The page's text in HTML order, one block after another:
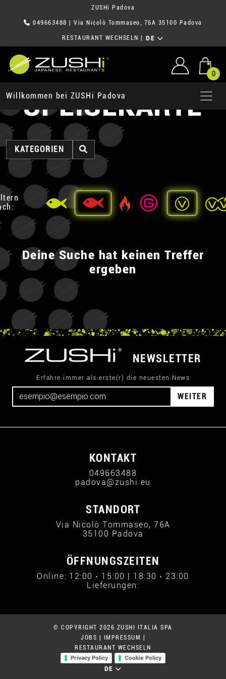
ZUSHi Padova
049663488 | Via Nicolò Tommaseo, 76A 35100 Padova
RESTAURANT WECHSELN DE
0
Willkommen bei ZUSHi Padova
SPEISEKARTE
KATEGORIEN
Deine Suche hat keinen Treffer
ergeben
NEWSLETTER
Erfahre immer als erste(r) die neuesten News
WEITER
KONTAKT
049663488
padova@zushi.eu
STANDORT
Via Nicolò Tommaseo, 76A
35100 Padova
ÖFFNUNGSZEITEN
Online: 12:00 › 15:00 | 18:30 › 23:00
Lieferungen:
© COPYRIGHT 2026 ZUSHI ITALIA SPA
JOBS
IMPRESSUM
RESTAURANT WECHSELN
Privacy Policy
Cookie Policy
DE